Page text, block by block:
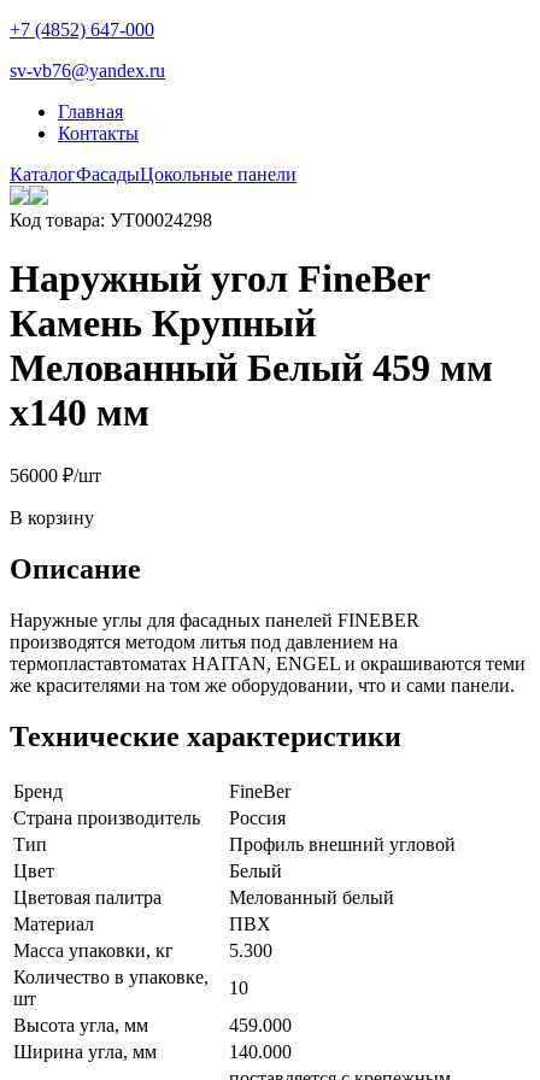
+7 (4852) 647-000
sv-vb76@yandex.ru
Главная
Контакты
КаталогФасадыЦокольные панели
Код товара: УТ00024298
Наружный угол FineBer
Камень Крупный
Мелованный Белый 459 мм
х140 мм
56000 ₽/шт
В корзину
Описание
Наружные углы для фасадных панелей FINEBER
производятся методом литья под давлением на
термопластавтоматах HAITAN, ENGEL и окрашиваются теми
же красителями на том же оборудовании, что и сами панели.
Технические характеристики
Бренд
FineBer
Страна производитель
Россия
Тип
Профиль внешний угловой
Цвет
Белый
Цветовая палитра
Мелованный белый
Материал
ПВХ
Масса упаковки, кг
5.300
Количество в упаковке,
шт
10
Высота угла, мм
459.000
Ширина угла, мм
140.000